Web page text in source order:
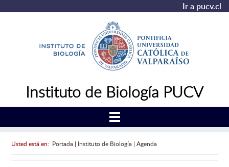
Ir a pucv.cl
Instituto de Biología PUCV
Usted está en: Portada| Instituto de Biología| Agenda